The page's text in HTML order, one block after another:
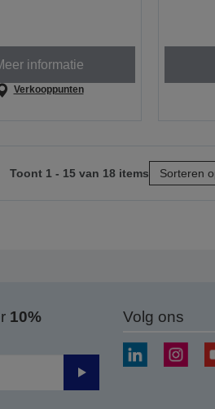
informatie
Verkooppunten
Toont 1 - 15 van 18 items Sorteren
10%
Verzenden
Volg ons